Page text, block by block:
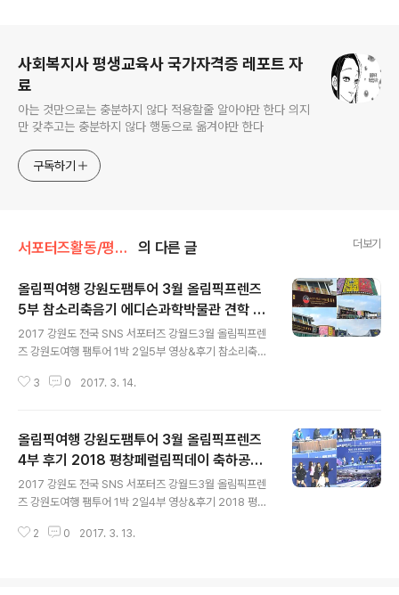
사회복지사 평생교육사 국가자격증 레포트 자
료
아는 것만으로는 충분하지 않다 적용할줄 알아야만 한다 의지
만 갖추고는 충분하지 않다 행동으로 옮겨야만 한다
구독하기
서포터즈활동/평창동계올림픽 의 다른 글 더보기
올림픽여행 강원도팸투어 3월 올림픽프렌즈
5부 참소리축음기 에디슨과학박물관 견학 후
기 / 강원도 전국 SNS 서포터즈 강철현
2017 강원도 전국 SNS 서포터즈 강월드3월 올림픽프렌
즈 강원도여행 팸투어 1박 2일5부 영상&후기 참소리축음
03. 05장소 : 강원도 평창 강릉 경기장 일대대상 : 강원도
수권대회 개막식 취재 (3/4) 강릉 참소리축음기 에디슨과
학박물관 견학 (3/4) 강원도 전국 SNS 서포터즈 간담회
및 위촉식 행사 (3/4) 백두대간 생태수목원 아침 산책& 야
외촬영 (3/5) 정선 알파인스키장 스키 취재 및 마무리 (3/
5) 필자가 투어 당시 직접 촬영 한 동영상&사진 중심으로
글은? 굽신굽신3월 올림픽프렌즈 강원도 강..
3 0 2017. 3. 14.
올림픽여행 강원도팸투어 3월 올림픽프렌즈
4부 후기 2018 평창페럴림픽데이 축하공연
/ 강원도 전국 SNS 서포터즈 강철현
2017 강원도 전국 SNS 서포터즈 강월드3월 올림픽프렌
즈 강원도여행 팸투어 1박 2일4부 영상&후기 2018 평창
05장소 : 강원도 평창 강릉 경기장 일대대상 : 강원도 전국
2 0 2017. 3. 13.